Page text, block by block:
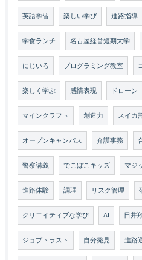
英語学習 楽しい学び 進路指導
学食ランチ 名古屋経営短期大学
にじいろ プログラミング教室
楽しく学ぶ 感情表現 ドローン
マインクラフト 創造力 スイカ
オープンキャンパス 介護事務
警察講義 でこぼこキッズ マジ
進路体験 調理 リスク管理
クリエイティブな学び AI 日井
ジョブトラスト 自分発見 進路